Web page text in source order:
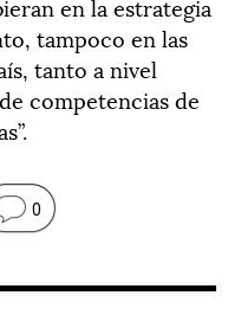
en la estrategia
tampoco en las
tanto a nivel
competencias de
0